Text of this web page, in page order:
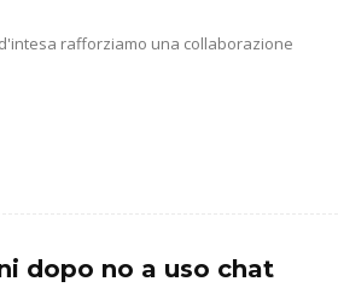
rafforziamo una collaborazione
dopo no a uso chat